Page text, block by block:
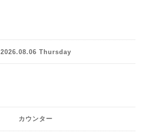
2026.08.06 Thursday
カウンター